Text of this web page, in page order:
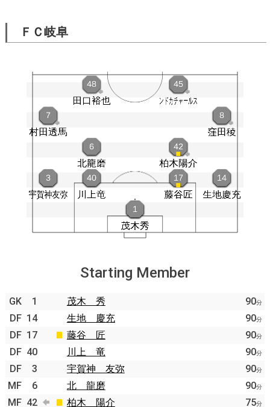
ＦＣ岐阜
Starting Member
GK 1 茂木 秀 90分
DF 14 生地 慶充 90分
DF 17 藤谷 匠 90分
DF 40 川上 竜 90分
DF 3 宇賀神 友弥 90分
MF 6 北 龍磨 90分
MF 42 柏木 陽介 75分